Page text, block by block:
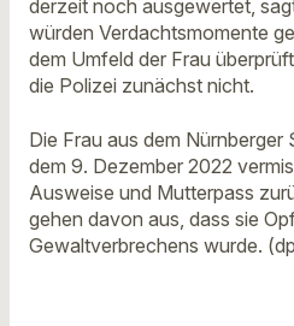
derzeit noch ausgewertet,
würden Verdachtsmomente
dem Umfeld der Frau
die Polizei zunächst nicht.
Die Frau aus dem
dem 9. Dezember 2022
Ausweise und Mutterpass
gehen davon aus, dass sie
Gewaltverbrechens wurde.